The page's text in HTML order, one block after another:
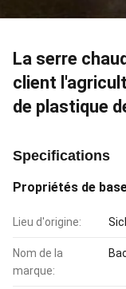
La serre
client
de plastique
Specifications
Propriétés de
Lieu d'origine:
Nom de la
marque: